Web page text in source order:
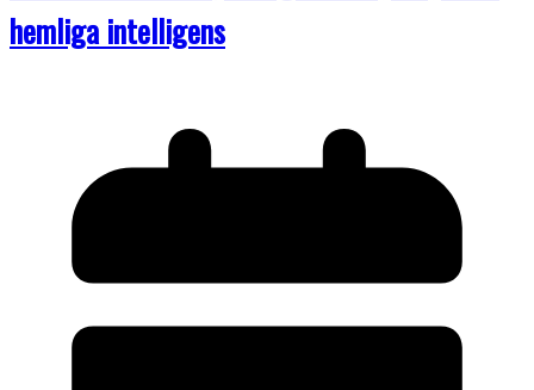
hemliga intelligens